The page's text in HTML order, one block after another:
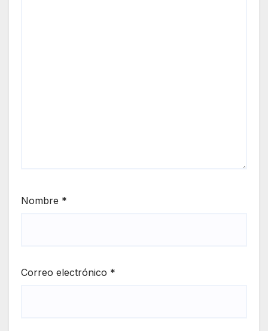
Nombre *
Correo electrónico *